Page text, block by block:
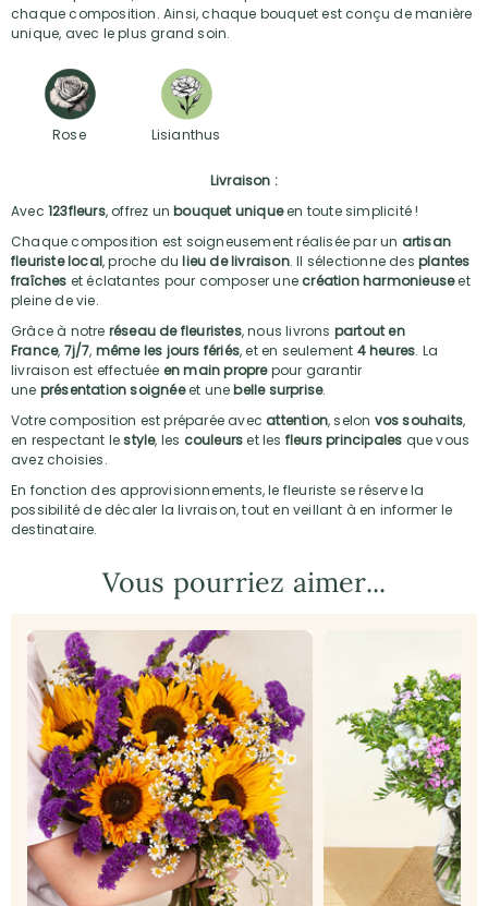
chaque composition. Ainsi, chaque bouquet est conçu de manière
unique, avec le plus grand soin.
Rose Lisianthus
Livraison :
Avec 123fleurs, offrez unbouquet uniqueen toute simplicité !
Chaque composition est soigneusement réalisée par un artisan
fleuriste local, proche dulieu de livraison. Il sélectionne desplantes
fraîches et éclatantes pour composer une création harmonieuseet
pleine de vie.
Grâce à notre réseau de fleuristes, nous livrons partout en
France, 7j/7, même les jours fériés, et en seulement 4 heures. La
livraison est effectuée en main proprepour garantir
une présentation soignéeet unebelle surprise.
Votre composition est préparée avec attention, selon vos souhaits,
en respectant lestyle, les couleurset les fleurs principales que vous
avez choisies.
En fonction des approvisionnements, le fleuriste se réserve la
possibilité de décaler la livraison, tout en veillant à en informer le
destinataire.
Vous pourriez aimer...